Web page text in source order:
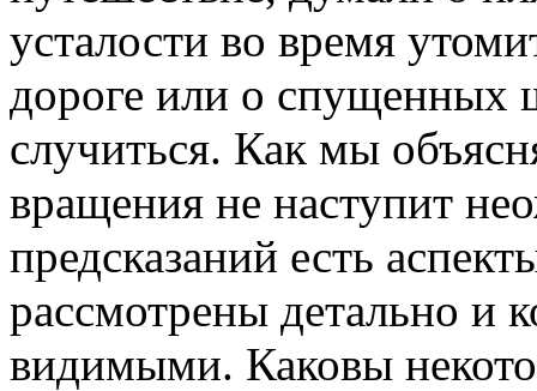
усталости во время
дороге или о спущенных
случиться. Как мы
вращения не наступит
предсказаний есть
рассмотрены детально и
видимыми. Каковы